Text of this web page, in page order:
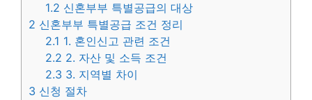
1.2 신혼부부 특별공급의 대상
2 신혼부부 특별공급 조건 정리
2.1 1. 혼인신고 관련 조건
2.2 2. 자산 및 소득 조건
2.3 3. 지역별 차이
3 신청 절차